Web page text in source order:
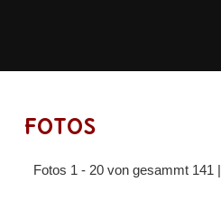
Fotos
Fotos 1 - 20 von gesammt 141 |